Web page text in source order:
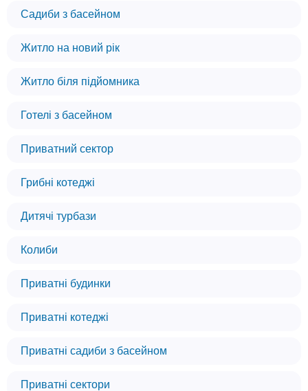
Садиби з басейном
Житло на новий рік
Житло біля підйомника​
Готелі з басейном
Приватний сектор
Грибні котеджі
Дитячі турбази
Колиби
Приватні будинки
Приватні котеджі
Приватні садиби з басейном
Приватні сектори